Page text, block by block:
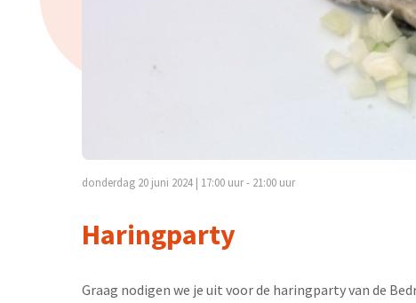
donderdag 20 juni 2024 | 17:00 uur - 21:00 uur
Haringparty
Graag nodigen we je uit voor de haringparty van de